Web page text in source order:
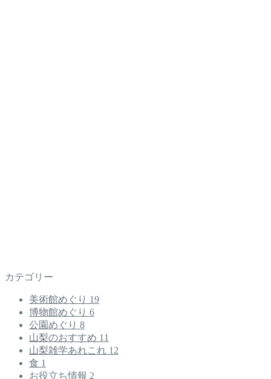
カテゴリー
美術館めぐり 19
博物館めぐり 6
公園めぐり 8
山梨のおすすめ 11
山梨雑学あれこれ 12
食 1
お役立ち情報 2